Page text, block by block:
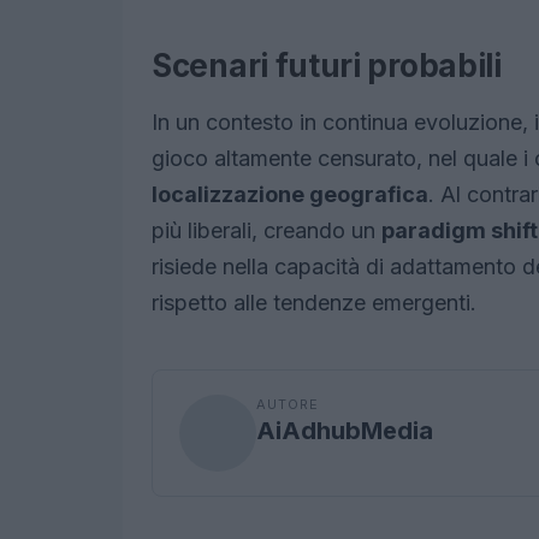
Scenari futuri probabili
In un contesto in continua
gioco altamente censurato, nel quale
localizzazione geografica. Al
più liberali, creando un paradigm shift
risiede nella capacità di adattamento
rispetto alle tendenze emergenti.
AUTORE
AiAdhubMedia